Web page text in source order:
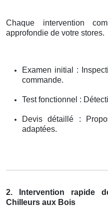
Chaque intervention
approfondie de votre stores.
Examen initial :
commande.
Test fonctionnel :
Devis détaillé :
adaptées.
2. Intervention rapide
Chilleurs aux Bois